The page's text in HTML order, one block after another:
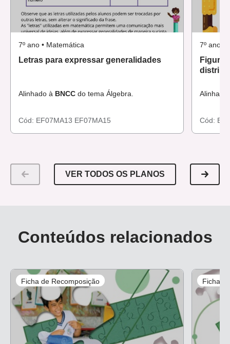
7º ano • Matemática
Letras para expressar generalidades
Alinhado à BNCC do tema Álgebra.
Cód: EF07MA13 EF07MA15
7º ano •
Cód:
VER TODOS OS PLANOS
Conteúdos relacionados
Ficha de Recomposição Ficha